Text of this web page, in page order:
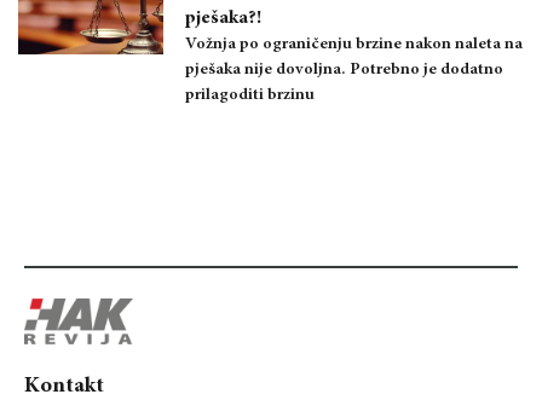
pješaka?!
Vožnja po ograničenju brzine nakon naleta na
pješaka nije dovoljna. Potrebno je dodatno
prilagoditi brzinu
Kontakt